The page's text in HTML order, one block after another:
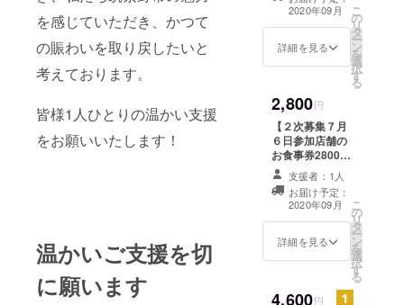
を感じていただき、かつて
の賑わいを取り戻したいと
考えております。
皆様1人ひとりの温かい支援
をお願いいたします！
温かいご支援を切
に願います
券1000円×3枚
備考欄にお食事
券を使いたい店
舗名を下記店舗
より1店舗記載く
家二日市店/居酒
屋かときん/居酒
屋さん太/居酒屋
浜太郎二日市店/
居酒屋ばんばん/
居食屋むちゃく/
居食屋夢向船/井
手ちゃんぽん筑
紫野店/うどん処
麺や十壱/おむす
びぎゅっぎゅ二
日市店/カラオケ
んてら/酒房こみ
2020年09月
詳細を見る
こ
の
リ
タ
ー
ン
を
選
択
す
る
2,800円
【２次募集７月
６日参加店舗の
お食事券2800
円】 筑紫野市飲
食店応援お食事
券1000円×3枚
備考欄にお食事
券を使いたい店
舗名を下記店舗
より1店舗記載く
酒処かむら/さじ
支援者：1人
お届け予定：
2020年09月
詳細を見る
こ
の
リ
タ
ー
ン
を
選
択
す
る
4,600円